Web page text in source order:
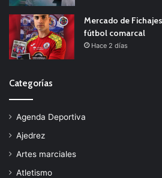
Mercado de
fútbol comarcal
Hace 2 días
Categorías
Agenda Deportiva
Ajedrez
Artes marciales
Atletismo